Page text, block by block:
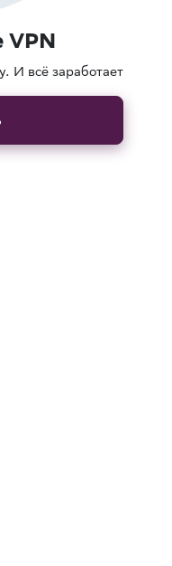
VPN
И всё заработает